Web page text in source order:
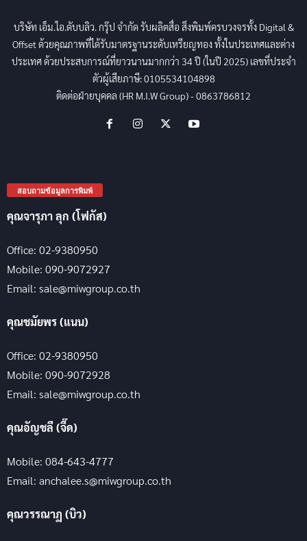
บริษัท เอ็ม.ไอ.ดับบลิว. กรุ๊ป จำกัด รับผลิตสื่อ สิ่งพิมพ์ครบวงจรทั้ง Digital &
Offset ด้วยคุณภาพที่ได้รับมาตรฐานระดับเหรียญทอง ทั้งในประเทศและต่าง
ประเทศ ด้วยประสบการณ์ที่ยาวนานมากกว่า 34 ปี (ในปี 2025) เลขที่ประจำ
ตัวผู้เสียภาษี: 0105534104898
ติดต่อฝ่ายบุคคล (HR M.I.W Group) - 0863786812
สอบถามข้อมูลการพิมพ์
คุณจารุภา ลุก (โฟกัส)
Office: 02-9380950
Mobile: 090-9072927
Email: sale@miwgroup.co.th
คุณชมัยพร (แนน)
Office: 02-9380950
Mobile: 090-9072928
Email: sale@miwgroup.co.th
คุณอัญชลี (จี๊ด)
Mobile: 084-643-4777
Email: anchalee.s@miwgroup.co.th
คุณวรรณาฏ (บิว)